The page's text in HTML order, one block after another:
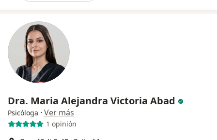
Dra. Maria Alejandra Victoria Abad
Psicóloga · Ver más
1 opinión